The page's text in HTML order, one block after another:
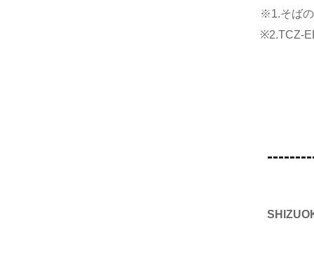
※1.そばの
※2.TCZ-